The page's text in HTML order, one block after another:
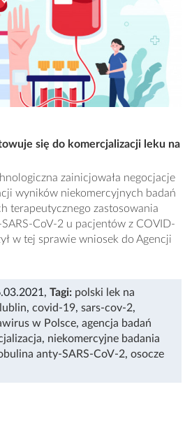
się do komercjalizacji leku na
zainicjowała negocjacje
wyników niekomercyjnych badań
terapeutycznego zastosowania
CoV-2 u pacjentów z COVID-
w tej sprawie wniosek do Agencji
, Tagi: polski lek na
, covid-19, sars-cov-2,
w Polsce, agencja badań
, niekomercyjne badania
anty-SARS-CoV-2, osocze